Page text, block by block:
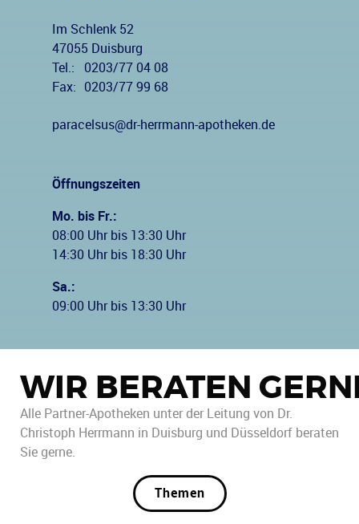
Im Schlenk 52
47055 Duisburg
Tel.:
0203/77 04 08
Fax:
0203/77 99 68
paracelsus@dr-herrmann-apotheken.de
Öffnungszeiten
Mo. bis Fr.:
08:00 Uhr bis 13:30 Uhr
14:30 Uhr bis 18:30 Uhr
Sa.:
09:00 Uhr bis 13:30 Uhr
WIR BERATEN
Alle Partner-Apotheken unter der Leitung von Dr.
Christoph Herrmann in Duisburg und Düsseldorf beraten
Sie gerne.
Themen